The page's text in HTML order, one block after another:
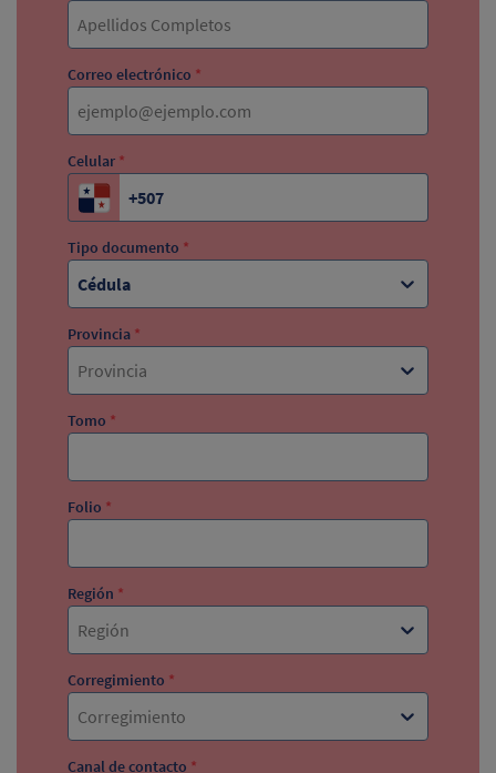
Correo electrónico *
Celular *
Tipo documento *
Cédula
Provincia *
Provincia
Tomo *
Folio *
Región *
Región
Corregimiento *
Corregimiento
Canal de contacto *